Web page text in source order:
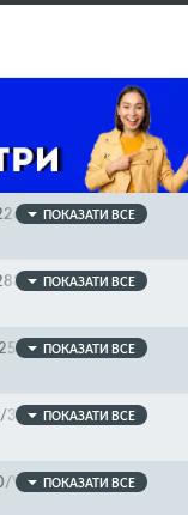
235/Developer
ПОКАЗАТИ ВСЕ
288/290/295/298/3
+ шестер
ПОКАЗАТИ ВСЕ
MF6530/6531/6
ПОКАЗАТИ ВСЕ
Canon LBP2
ПОКАЗАТИ ВСЕ
VX/Canon LBP80
ПОКАЗАТИ ВСЕ